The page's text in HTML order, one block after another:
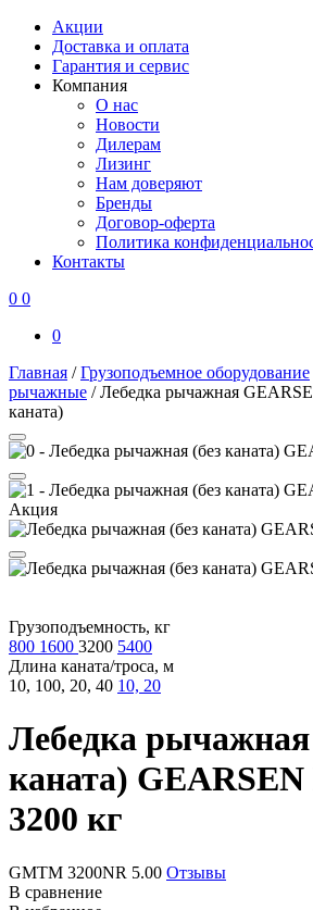
Акции
Доставка и оплата
Гарантия и сервис
Компания
О нас
Новости
Дилерам
Лизинг
Нам доверяют
Бренды
Договор-оферта
Политика
Контакты
0 0
0
Главная /Грузоподъемное оборудование
рычажные /Лебедка рычажная
каната)
Акция
Грузоподъемность, кг
800 1600 3200 5400
Длина каната/троса, м
10, 100, 20, 40 10, 20
Лебедка рычажная
каната)
3200 кг
GMTM 3200NR 5.00 Отзывы
В сравнение